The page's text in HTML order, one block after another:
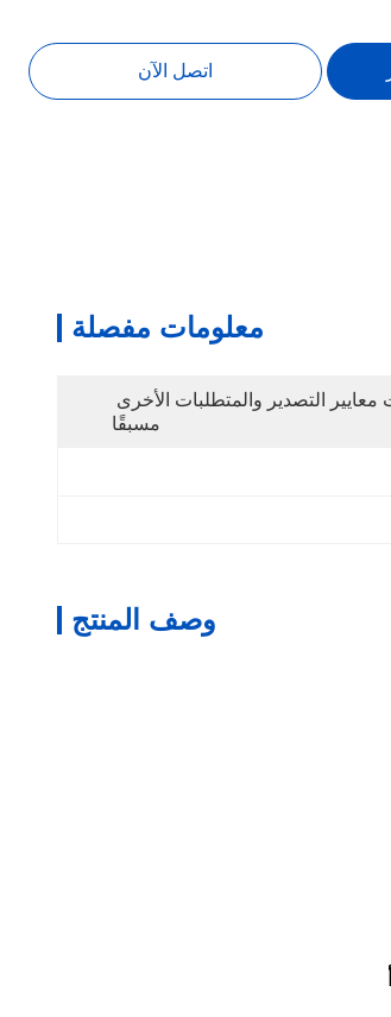
اتصل الآن
معلومات مفصلة
مسبقًا
وصف المنتج